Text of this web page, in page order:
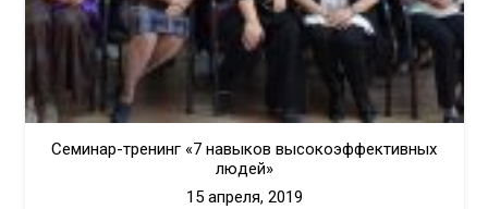
Семинар-тренинг «7 навыков высокоэффективных
людей»
15 апреля, 2019